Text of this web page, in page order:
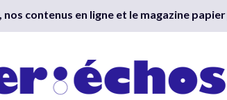
contenus en ligne et le magazine papier